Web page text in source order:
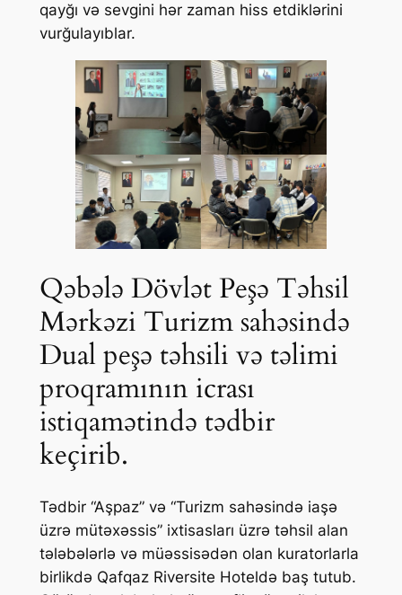
qayğı və sevgini hər zaman hiss etdiklərini
vurğulayıblar.
Qəbələ Dövlət Peşə Təhsil
Mərkəzi Turizm sahəsində
Dual peşə təhsili və təlimi
proqramının icrası
istiqamətində tədbir
keçirib.
Tədbir “Aşpaz” və “Turizm sahəsində iaşə
üzrə mütəxəssis” ixtisasları üzrə təhsil alan
tələbələrlə və müəssisədən olan kuratorlarla
birlikdə Qafqaz Riversite Hoteldə baş tutub.